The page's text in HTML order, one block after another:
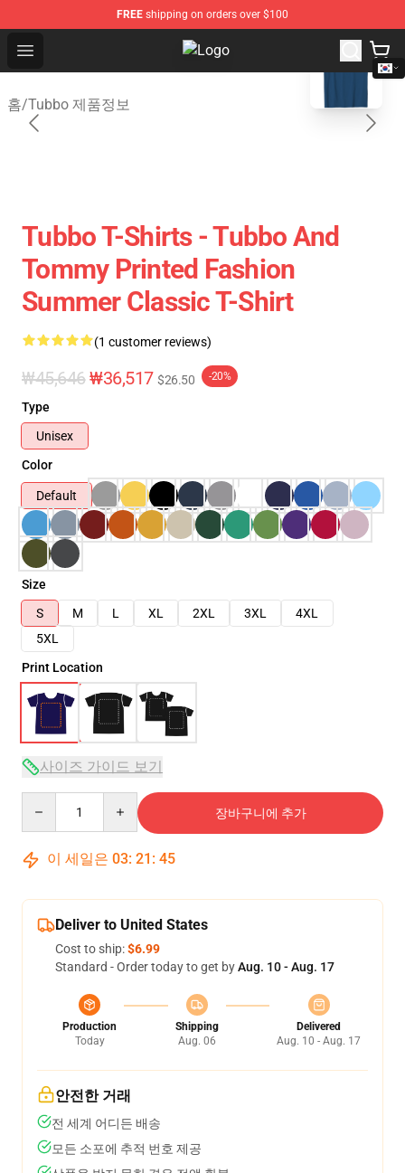
FREE shipping on orders over $100
Open menu Tubbo Store - Official Tubbo
홈/Tubbo 제품정보
blank template
Tubbo T-Shirts - Tubbo And
Tommy Printed Fashion
Summer Classic T-Shirt
(1 customer reviews)
₩45,646₩36,517 $26.50 -20%
Type
Unisex
Color
Default
Size
S
M L XL 2XL 3XL
4XL
5XL
Print Location
사이즈 가이드 보기
장바구니에 추가
이 세일은 03: 21 : 45
Deliver to United States
Cost to ship:$6.99
Standard - Order today to get byAug. 10 - Aug. 17
Production
Today
Shipping
Aug. 06
Delivered
Aug. 10 - Aug. 17
안전한 거래
전 세계 어디든 배송
모든 소포에 추적 번호 제공